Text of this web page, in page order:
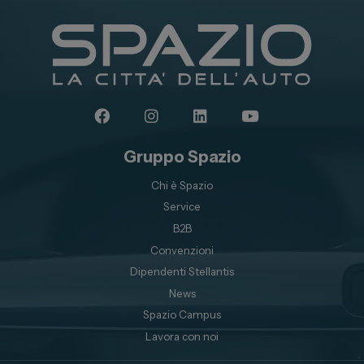
Gruppo Spazio
Chi è Spazio
Service
B2B
Convenzioni
Dipendenti Stellantis
News
Spazio Campus
Lavora con noi